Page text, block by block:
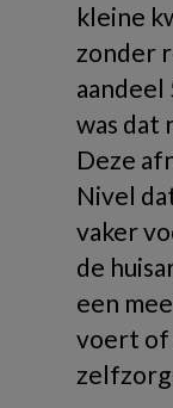
kleine
zonder
was dat
Deze
Nivel
vaker
de
een
voert of